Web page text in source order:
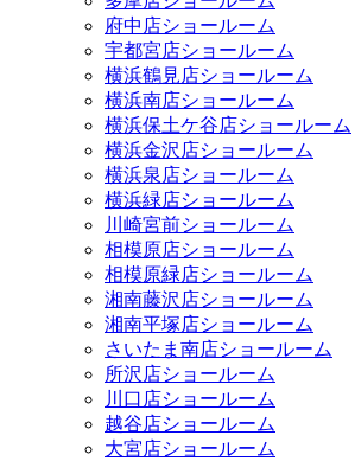
府中店ショールーム
宇都宮店ショールーム
横浜鶴見店ショールーム
横浜南店ショールーム
横浜保土ケ谷店ショールーム
横浜金沢店ショールーム
横浜泉店ショールーム
横浜緑店ショールーム
川崎宮前ショールーム
相模原店ショールーム
相模原緑店ショールーム
湘南藤沢店ショールーム
湘南平塚店ショールーム
さいたま南店ショールーム
所沢店ショールーム
川口店ショールーム
越谷店ショールーム
大宮店ショールーム